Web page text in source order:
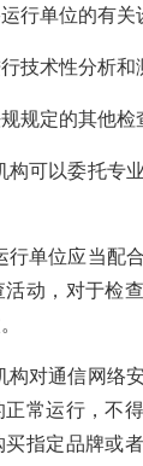
单位的有关
术性分析和
定的其他检
可以委托专业
单位应当配
动，对于检
对通信网络安
常运行，不
指定品牌或